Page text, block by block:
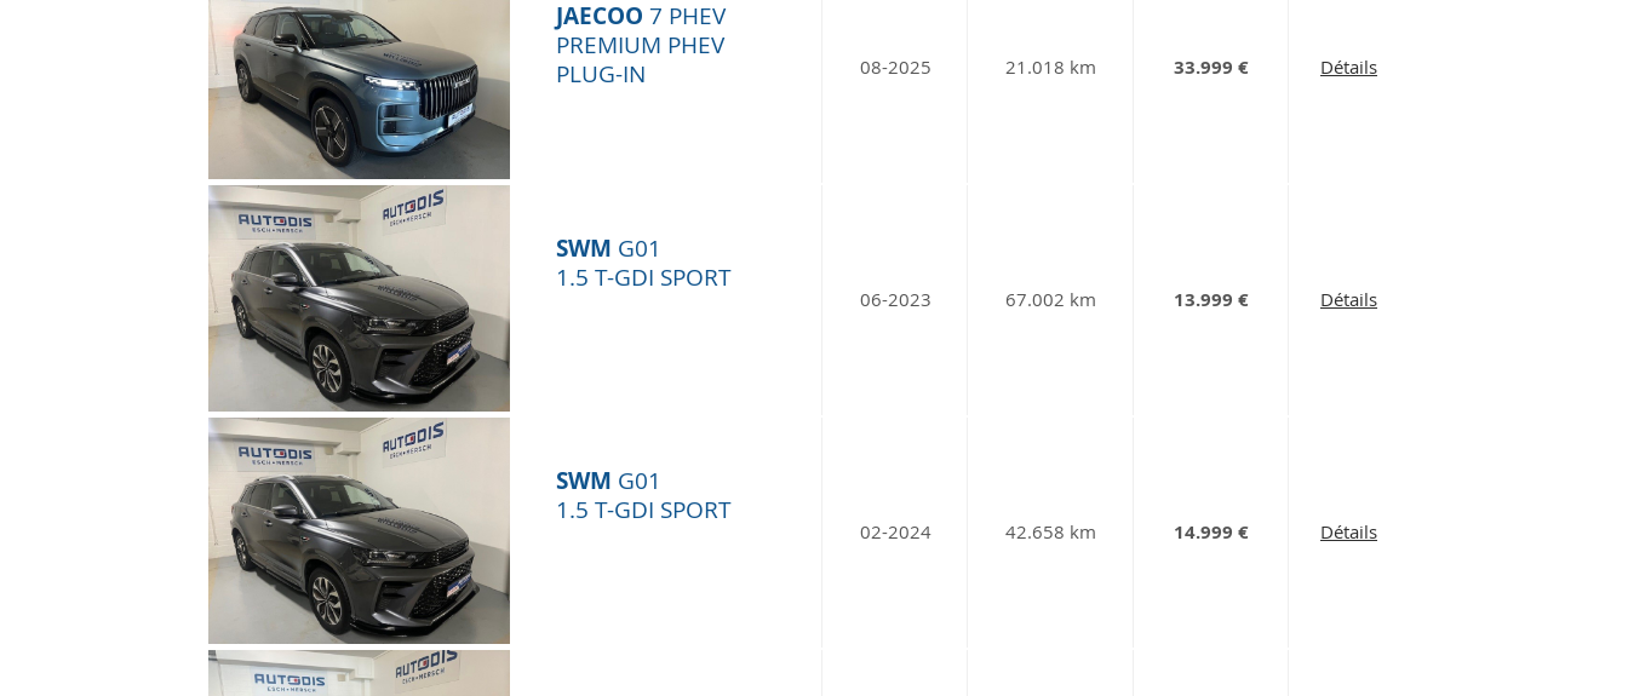
JAECOO 7 PHEV
PREMIUM PHEV
PLUG-IN
08-2025 21.018 km 33.999 € Détails
SWM G01
1.5 T-GDI SPORT
06-2023 67.002 km 13.999 € Détails
SWM G01
1.5 T-GDI SPORT
02-2024 42.658 km 14.999 € Détails